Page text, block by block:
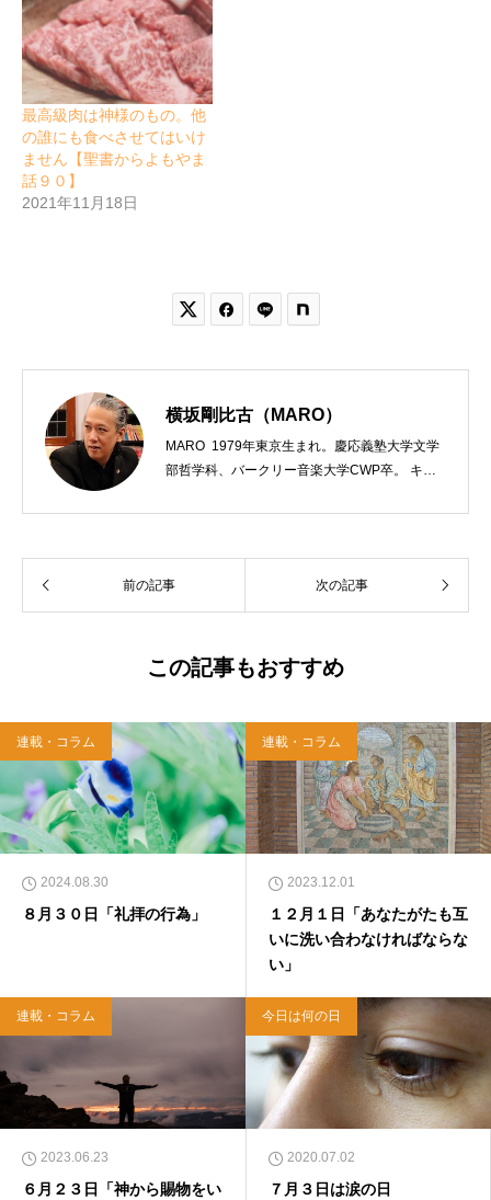
最高級肉は神様のもの。他
の誰にも食べさせてはいけ
ません【聖書からよもやま
話９０】
2021年11月18日
 
横坂剛比古（MARO）
MARO 1979年東京生まれ。慶応義塾大学文学
部哲学科、バークリー音楽大学CWP卒。 キリ
う宗教法人専門の行政書士。2020年7月よりク
「上馬キリスト教会（@kamiumach）」の運営
を行う「まじめ担当」。 著書に『聖書を読んだ
西洋哲学超入門〜』（日本実業出版）、『人生
イヤモンド社）、『世界一ゆるい聖書入門』、
『世界一ゆるい聖書教室』（「ふざけ担当」LE
ONとの共著、講談社）などがある。新著<a hr
ef="https://amzn.to/376F9aC">『ふっと心がラ
クになる 眠れぬ夜の聖書のことば』（大和書
房）</a>２０２２年３月１５日発売。
前の記事 次の記事
この記事もおすすめ
連載・コラム
2024.08.30
８月３０日「礼拝の行為」
連載・コラム
2023.12.01
１２月１日「あなたがたも互
いに洗い合わなければならな
い」
連載・コラム
2023.06.23
６月２３日「神から賜物をい
今日は何の日
2020.07.02
７月３日は涙の日